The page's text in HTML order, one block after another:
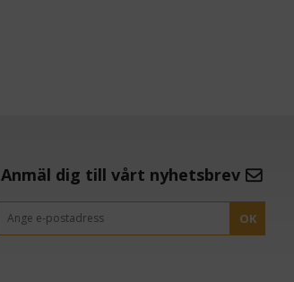
Anmäl dig till vårt nyhetsbrev
OK